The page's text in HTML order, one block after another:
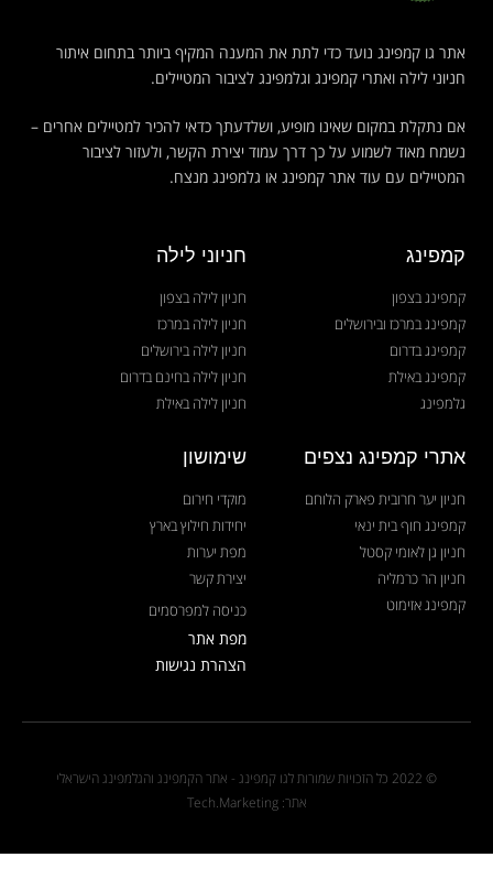
אתר גו קמפינג נועד כדי לתת את המענה המקיף ביותר בתחום איתור
חניוני לילה ואתרי קמפינג וגלמפינג לציבור המטיילים.
אם נתקלת במקום שאינו מופיע, ושלדעתך כדאי להכיר למטיילים אחרים –
נשמח מאוד לשמוע על כך דרך עמוד יצירת הקשר, ולעזור לציבור
המטיילים עם עוד אתר קמפינג או גלמפינג מנצח.
קמפינג
קמפינג בצפון
קמפינג במרכז ובירושלים
קמפינג בדרום
קמפינג באילת
גלמפינג
חניוני לילה
חניון לילה בצפון
חניון לילה במרכז
חניון לילה בירושלים
חניון לילה בחינם בדרום
חניון לילה באילת
אתרי קמפינג נצפים
חניון יער חרובית פארק הלוחם
קמפינג חוף בית ינאי
חניון גן לאומי קסטל
חניון הר כרמליה
קמפינג אזימוט
שימושון
מוקדי חירום
יחידות חילוץ בארץ
מפת יערות
יצירת קשר
כניסה למפרסמים
מפת אתר
הצהרת נגישות
© 2022 כל הזכויות שמורות לגו קמפינג - אתר הקמפינג והגלמפינג הישראלי
אתר: Tech.Marketing